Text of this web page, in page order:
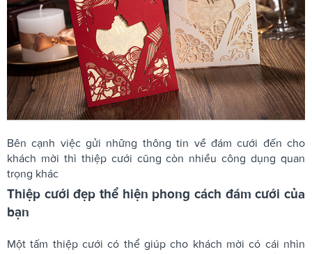
Bên cạnh việc gửi những thông tin về đám cưới đến cho
khách mời thì thiệp cưới cũng còn nhiều công dụng quan
trọng khác
Thiệp cưới đẹp thể hiện phong cách đám cưới của
bạn
Một tấm thiệp cưới có thể giúp cho khách mời có cái nhìn